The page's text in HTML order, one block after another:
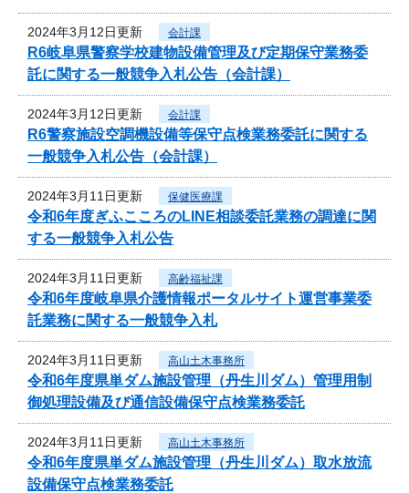
2024年3月12日更新 会計課
R6岐阜県警察学校建物設備管理及び定期保守業務委
託に関する一般競争入札公告（会計課）
2024年3月12日更新 会計課
R6警察施設空調機設備等保守点検業務委託に関する
一般競争入札公告（会計課）
2024年3月11日更新 保健医療課
令和6年度ぎふこころのLINE相談委託業務の調達に関
する一般競争入札公告
2024年3月11日更新 高齢福祉課
令和6年度岐阜県介護情報ポータルサイト運営事業委
託業務に関する一般競争入札
2024年3月11日更新 高山土木事務所
令和6年度県単ダム施設管理（丹生川ダム）管理用制
御処理設備及び通信設備保守点検業務委託
2024年3月11日更新 高山土木事務所
令和6年度県単ダム施設管理（丹生川ダム）取水放流
設備保守点検業務委託